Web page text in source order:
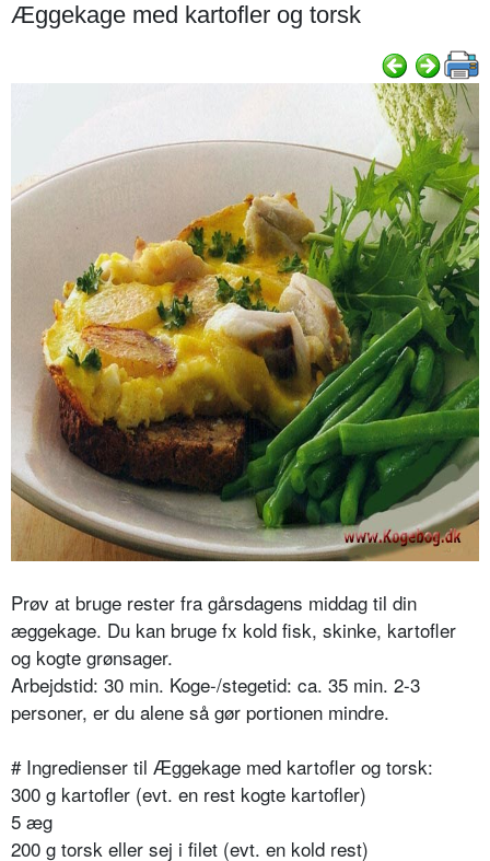
Æggekage med kartofler og torsk
Prøv at bruge rester fra gårsdagens middag til din
æggekage. Du kan bruge fx kold fisk, skinke, kartofler
og kogte grønsager.
Arbejdstid: 30 min. Koge-/stegetid: ca. 35 min. 2-3
personer, er du alene så gør portionen mindre.
# Ingredienser til Æggekage med kartofler og torsk:
300 g kartofler (evt. en rest kogte kartofler)
5 æg
200 g torsk eller sej i filet (evt. en kold rest)